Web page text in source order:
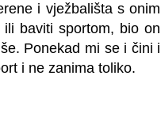
i vježbališta s onim
baviti sportom, bio on
Ponekad mi se i čini i
i ne zanima toliko.